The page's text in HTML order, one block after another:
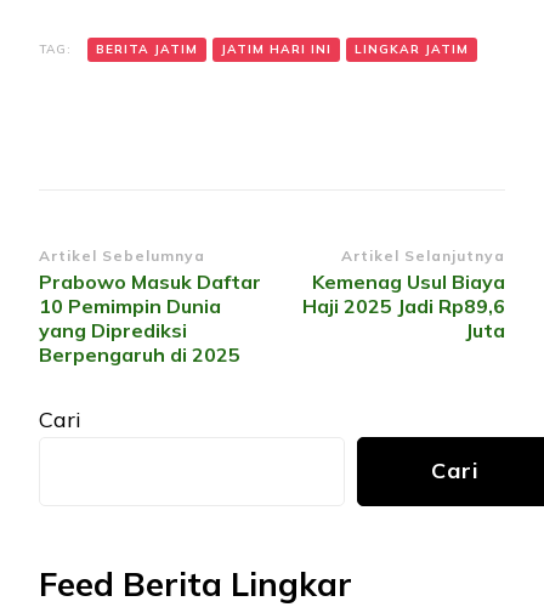
TAG: BERITA JATIM JATIM HARI INI LINGKAR JATIM
Navigasi
Artikel
Artikel Sebelumnya
Prabowo Masuk Daftar
10 Pemimpin Dunia
yang Diprediksi
Berpengaruh di 2025
Artikel Selanjutnya
Kemenag Usul Biaya
Haji 2025 Jadi Rp89,6
Juta
Cari
Cari
Feed Berita Lingkar